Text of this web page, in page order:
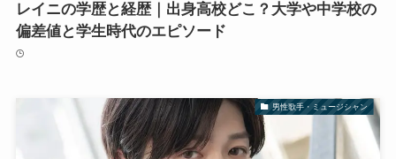
レイニの学歴と経歴｜出身高校どこ？大学や中学校の
偏差値と学生時代のエピソード
男性歌手・ミュージシャン